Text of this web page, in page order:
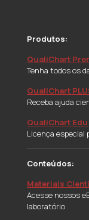
Produtos:
QualiChart
Tenha todos os
QualiChart
Receba ajuda
QualiChart Edu
Licença especial
Conteúdos:
Materiais
Acesse nossos
laboratório